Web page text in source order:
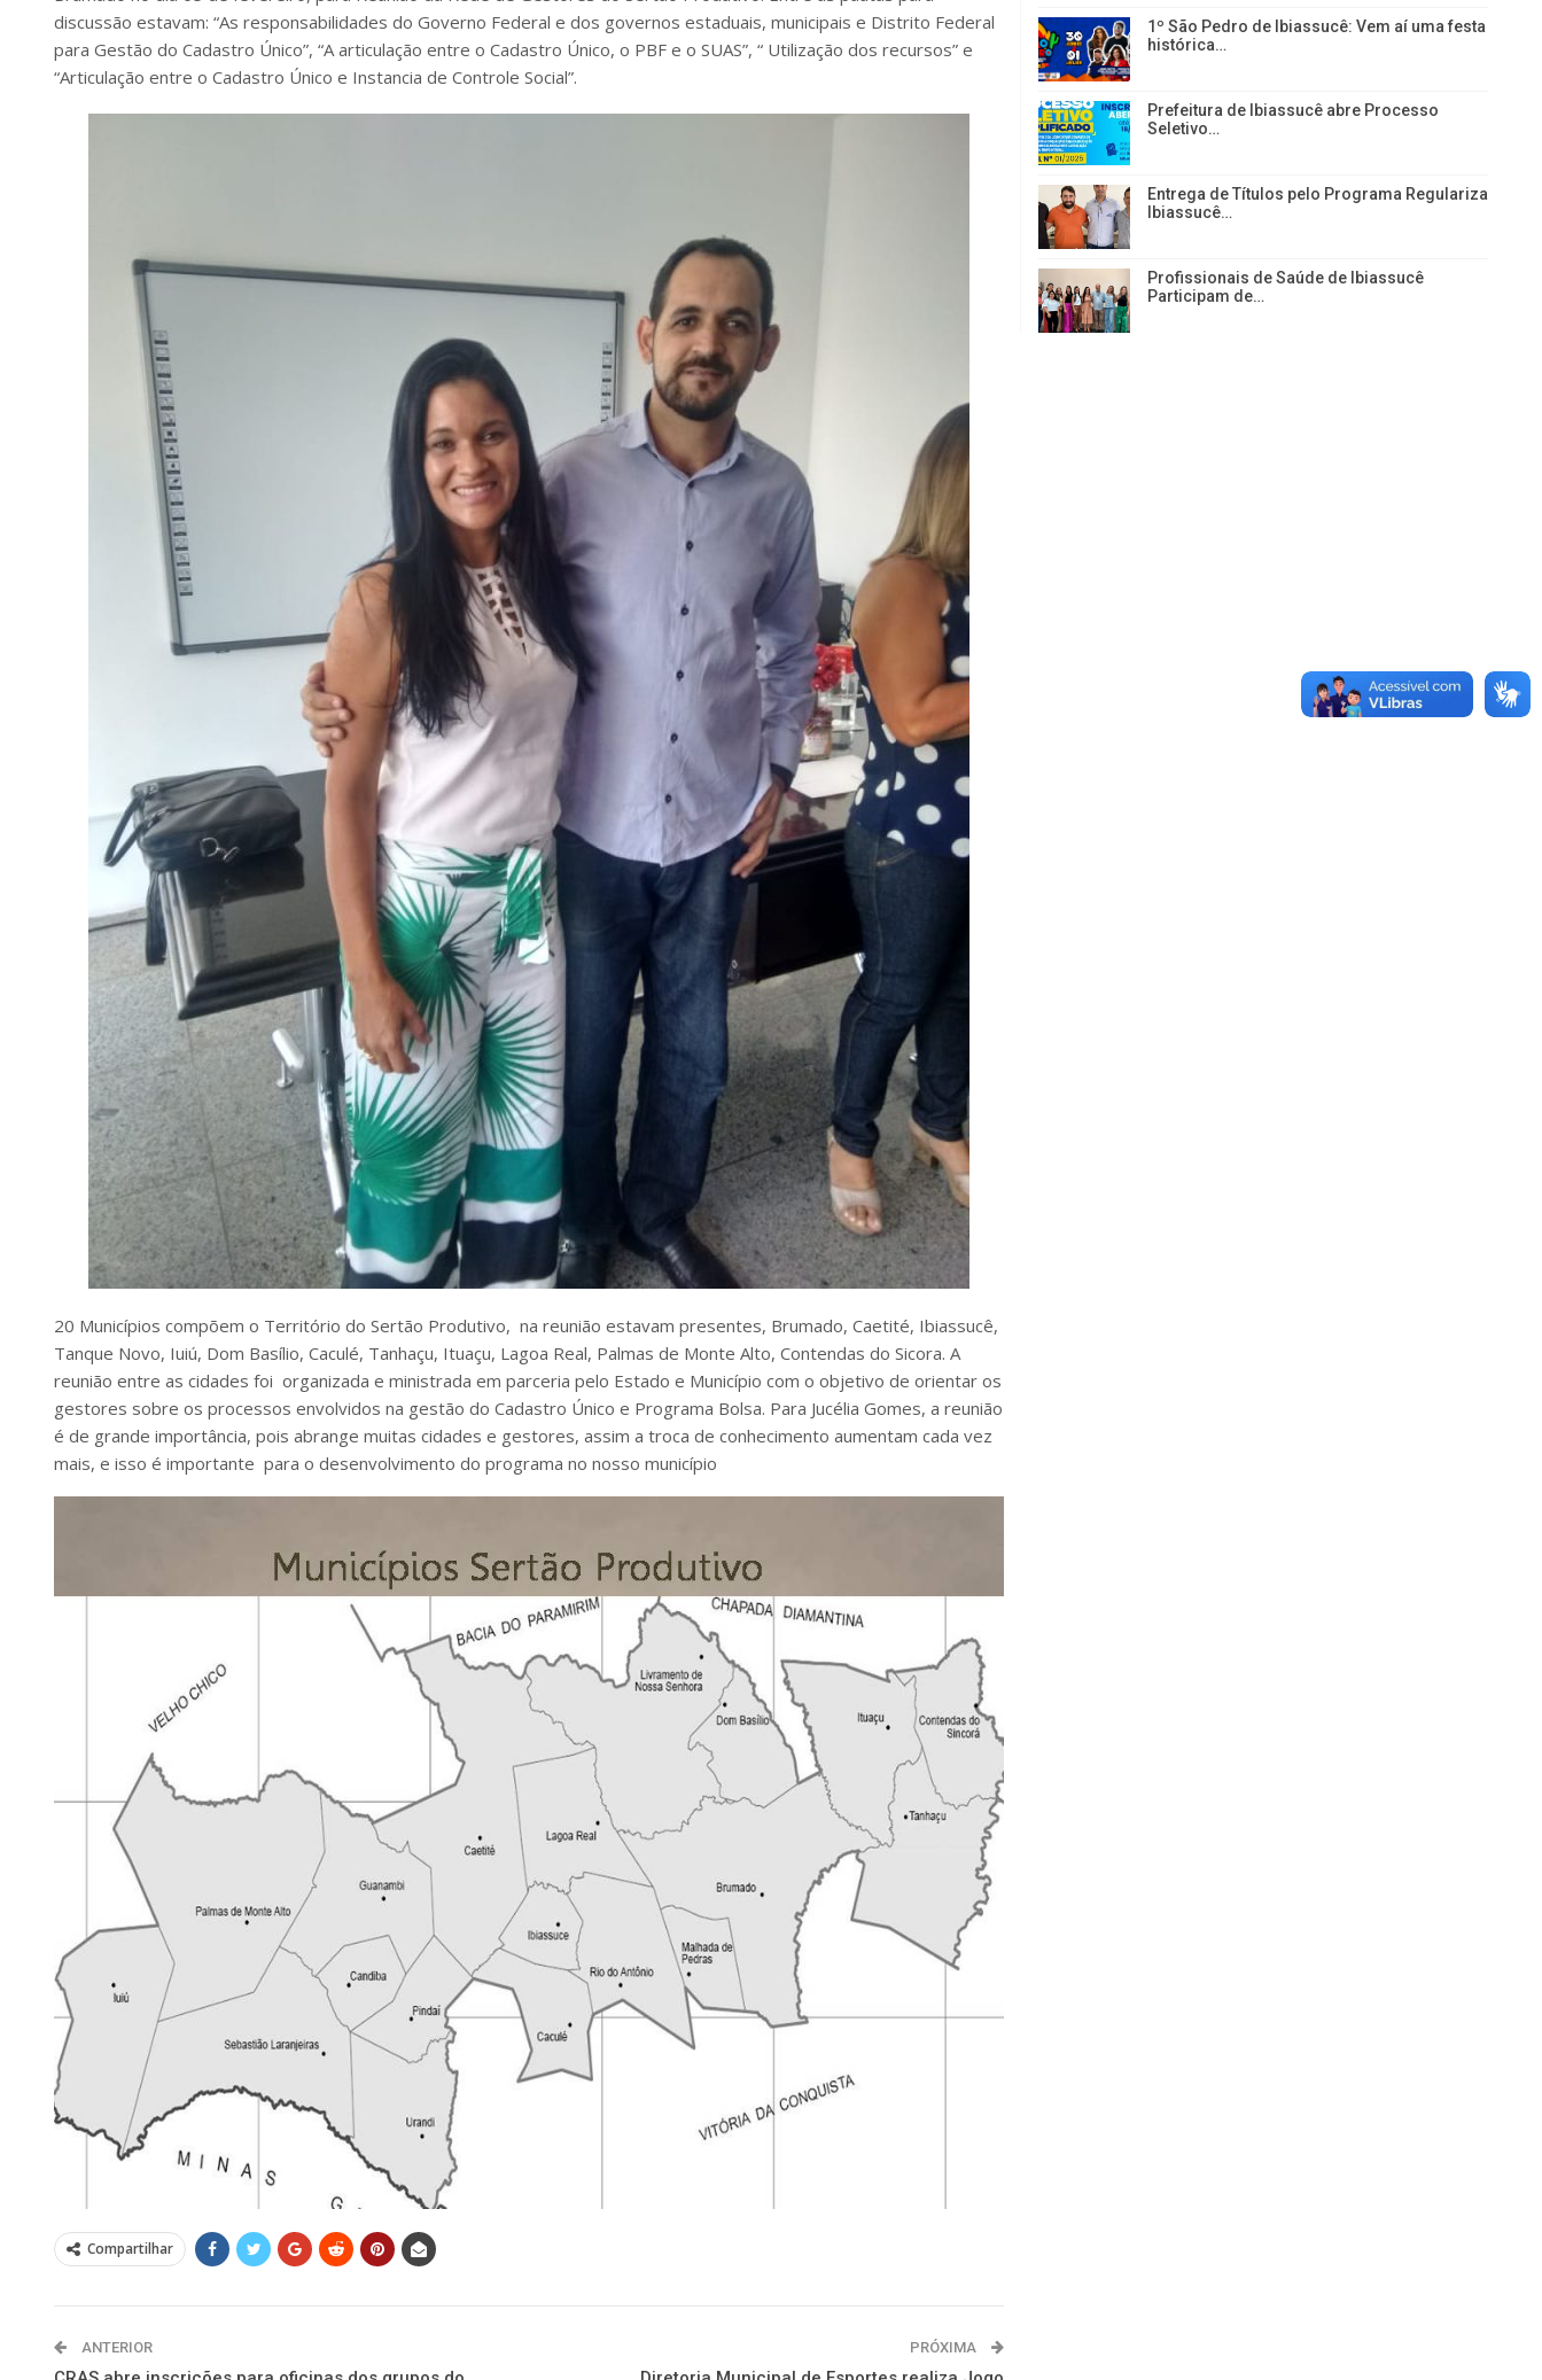
discussão estavam: “As responsabilidades do Governo Federal e dos governos estaduais, municipais e Distrito Federal
para Gestão do Cadastro Único”, “A articulação entre o Cadastro Único, o PBF e o SUAS”, “ Utilização dos recursos” e
“Articulação entre o Cadastro Único e Instancia de Controle Social”.
20 Municípios compõem o Território do Sertão Produtivo, na reunião estavam presentes, Brumado, Caetité, Ibiassucê,
Tanque Novo, Iuiú, Dom Basílio, Caculé, Tanhaçu, Ituaçu, Lagoa Real, Palmas de Monte Alto, Contendas do Sicora. A
reunião entre as cidades foi organizada e ministrada em parceria pelo Estado e Município com o objetivo de orientar os
gestores sobre os processos envolvidos na gestão do Cadastro Único e Programa Bolsa. Para Jucélia Gomes, a reunião
é de grande importância, pois abrange muitas cidades e gestores, assim a troca de conhecimento aumentam cada vez
mais, e isso é importante para o desenvolvimento do programa no nosso município
Compartilhar
ANTERIOR PRÓXIMA
1º São Pedro de Ibiassucê: Vem aí uma festa
histórica…
Prefeitura de Ibiassucê abre Processo
Seletivo…
Entrega de Títulos pelo Programa Regulariza
Ibiassucê…
Profissionais de Saúde de Ibiassucê
Participam de…